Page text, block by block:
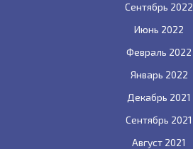
Сентябрь 2022
Июнь 2022
Февраль 2022
Январь 2022
Декабрь 2021
Сентябрь 2021
Август 2021